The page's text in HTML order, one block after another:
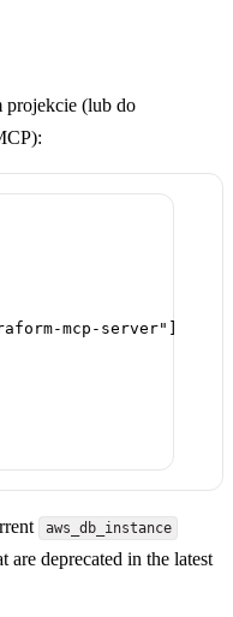
projekcie (lub do
mcp-server"
aws_db_instance
are deprecated in the latest